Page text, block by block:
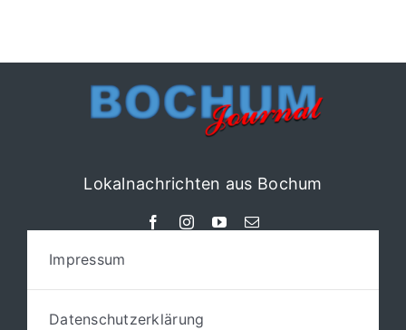
Lokalnachrichten aus Bochum
Impressum
Datenschutzerklärung